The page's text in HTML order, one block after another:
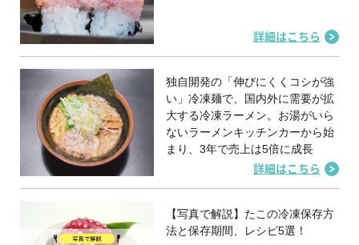
詳細はこちら
独自開発の「伸びにくくコシが強
い」冷凍麺で、国内外に需要が拡
大する冷凍ラーメン。お湯がいら
ないラーメンキッチンカーから始
まり、3年で売上は5倍に成長
詳細はこちら
【写真で解説】たこの冷凍保存方
法と保存期間、レシピ5選！